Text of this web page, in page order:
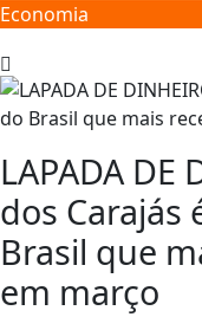
Economia
LAPADA DE
dos Carajás
Brasil que
em março